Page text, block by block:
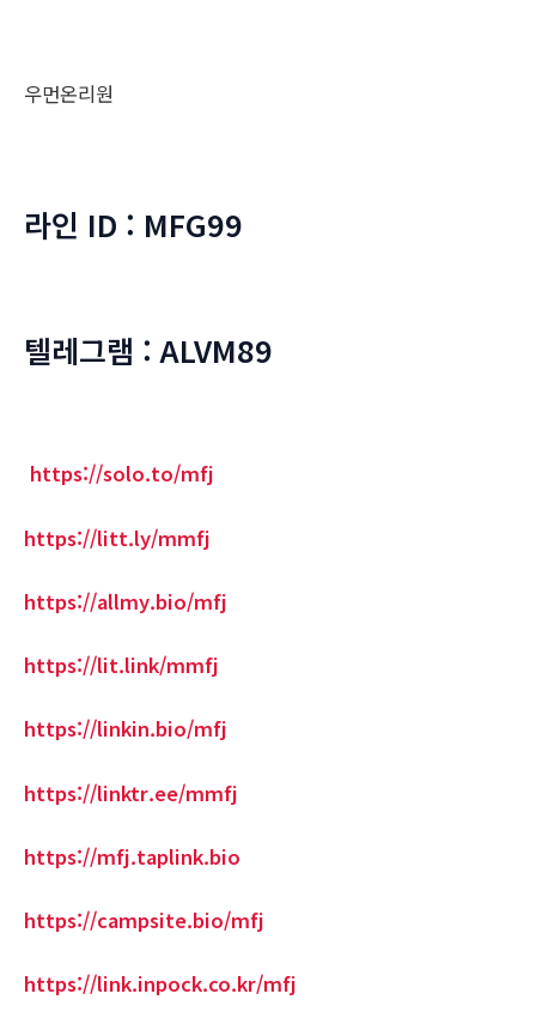
우먼온리원
라인 ID : MFG99
텔레그램 : ALVM89
https://solo.to/mfj
https://litt.ly/mmfj
https://allmy.bio/mfj
https://lit.link/mmfj
https://linkin.bio/mfj
https://linktr.ee/mmfj
https://mfj.taplink.bio
https://campsite.bio/mfj
https://link.inpock.co.kr/mfj